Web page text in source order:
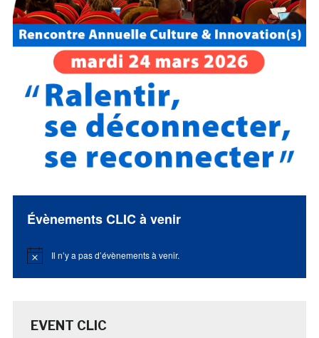
Évènements CLIC à venir
Notice Il n’y a pas d’évènements à venir.
EVENT CLIC